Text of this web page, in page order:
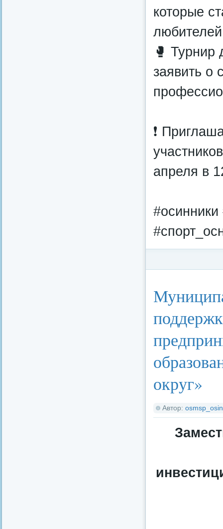
которые
🥊 Турнир
заявить о
❗
апреля в
округ»
Автор: